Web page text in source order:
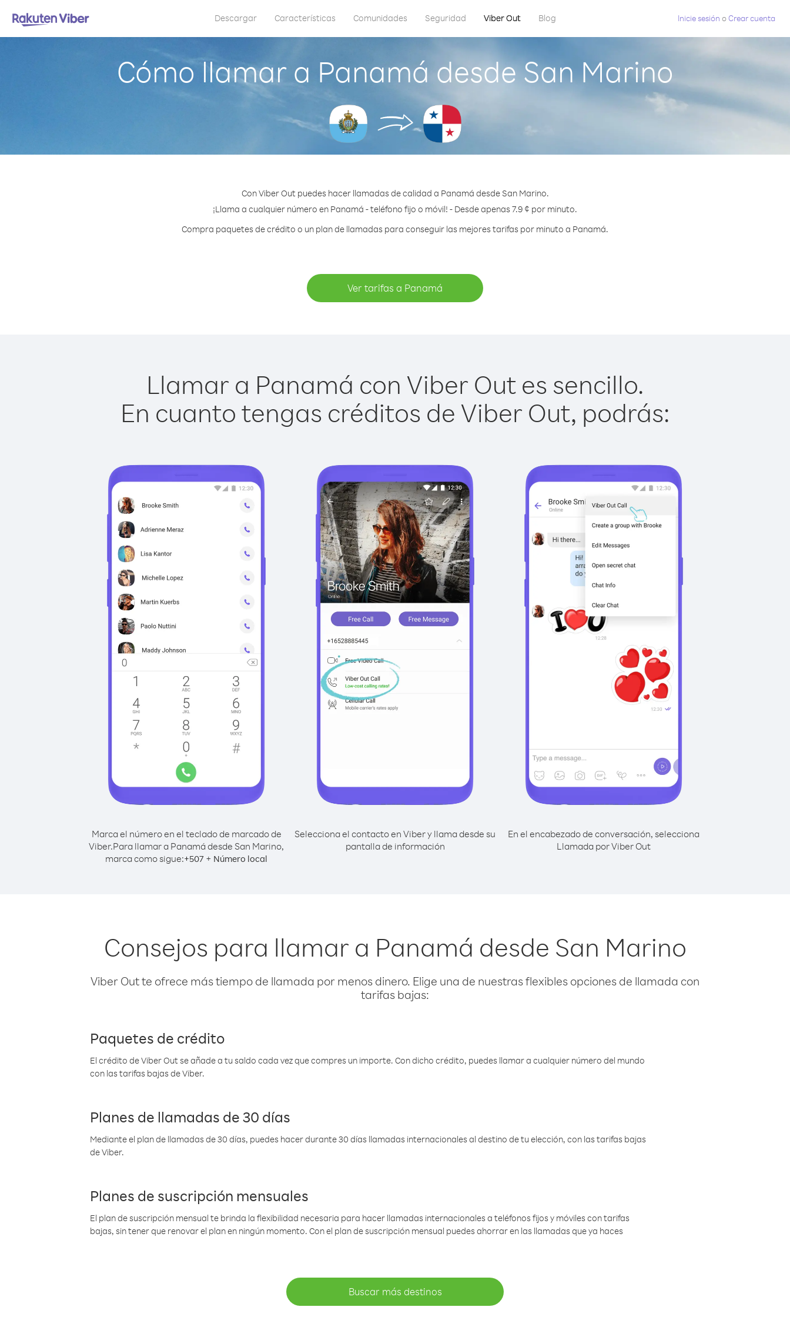
Descargar Características Comunidades Seguridad Viber Out Blog Inicie sesión oCrear cuenta
Cómo llamar a Panamá desde San Marino
Con Viber Out puedes hacer llamadas de calidad a Panamá desde San Marino.
¡Llama a cualquier número en Panamá - teléfono fijo o móvil! - Desde apenas 7.9 ¢ por minuto.
Compra paquetes de crédito o un plan de llamadas para conseguir las mejores tarifas por minuto a Panamá.
Ver tarifas a Panamá
Llamar a Panamá con Viber Out es sencillo.
En cuanto tengas créditos de Viber Out, podrás:
Marca el número en el teclado de marcado de
Viber.Para llamar a Panamá desde San Marino,
marca como sigue:+507 + Número local
Selecciona el contacto en Viber y llama desde su
pantalla de información
En el encabezado de conversación, selecciona
Llamada por Viber Out
Consejos para llamar a Panamá desde San Marino
Viber Out te ofrece más tiempo de llamada por menos dinero. Elige una de nuestras flexibles opciones de llamada con
tarifas bajas:
Paquetes de crédito
El crédito de Viber Out se añade a tu saldo cada vez que compres un importe. Con dicho crédito, puedes llamar a cualquier número del mundo
con las tarifas bajas de Viber.
Planes de llamadas de 30 días
Mediante el plan de llamadas de 30 días, puedes hacer durante 30 días llamadas internacionales al destino de tu elección, con las tarifas bajas
de Viber.
Planes de suscripción mensuales
El plan de suscripción mensual te brinda la flexibilidad necesaria para hacer llamadas internacionales a teléfonos fijos y móviles con tarifas
bajas, sin tener que renovar el plan en ningún momento. Con el plan de suscripción mensual puedes ahorrar en las llamadas que ya haces
Buscar más destinos